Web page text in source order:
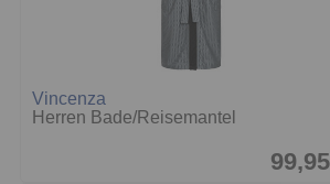
Vincenza
Herren Bade/Reisemantel